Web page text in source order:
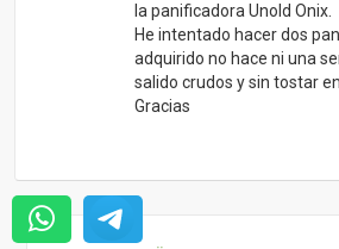
la panificadora Unold Onix.
He intentado hacer dos
adquirido no hace ni una
salido crudos y sin tostar
Gracias